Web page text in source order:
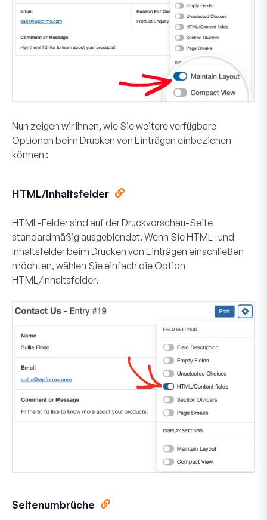
Nun zeigen wir Ihnen, wie Sie weitere verfügbare
Optionen beim Drucken von Einträgen einbeziehen
können :
HTML/Inhaltsfelder
HTML-Felder sind auf der Druckvorschau-Seite
standardmäßig ausgeblendet. Wenn Sie HTML- und
Inhaltsfelder beim Drucken von Einträgen einschließen
möchten, wählen Sie einfach die Option
HTML/Inhaltsfelder.
Seitenumbrüche